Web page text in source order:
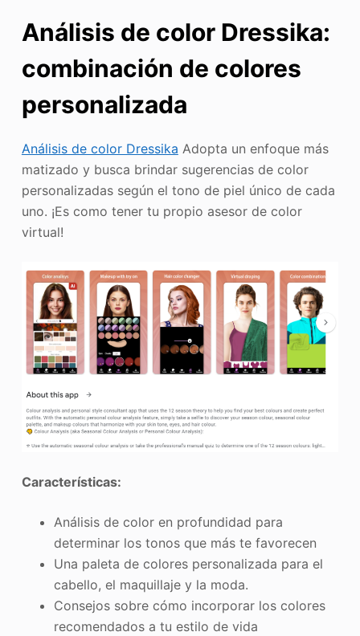
Análisis de color Dressika:
combinación de colores
personalizada
Análisis de color Dressika Adopta un enfoque más
matizado y busca brindar sugerencias de color
personalizadas según el tono de piel único de cada
uno. ¡Es como tener tu propio asesor de color
virtual!
Características:
Análisis de color en profundidad para
determinar los tonos que más te favorecen
Una paleta de colores personalizada para el
cabello, el maquillaje y la moda.
Consejos sobre cómo incorporar los colores
recomendados a tu estilo de vida